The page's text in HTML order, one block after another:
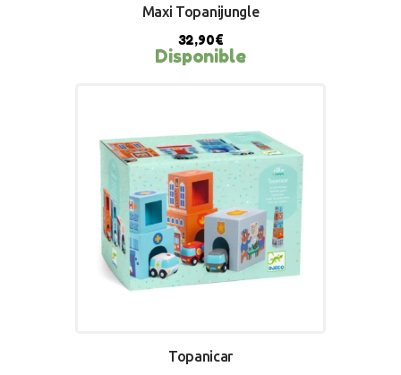
Maxi Topanijungle
32,90€
Disponible
Topanicar